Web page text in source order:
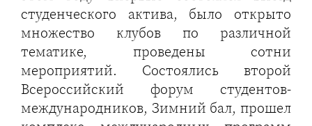
студенческого актива, было открыто
множество клубов по различной
тематике, проведены сотни
мероприятий. Состоялись второй
Всероссийский форум студентов-
международников, Зимний бал, прошел